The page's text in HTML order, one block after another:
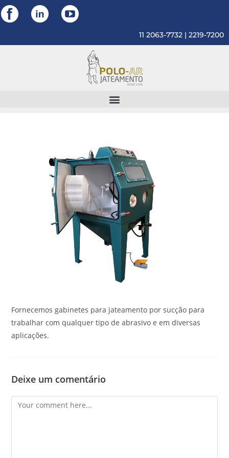
11 2063-7732 | 2219-7200
Fornecemos gabinetes para jateamento por sucção para
trabalhar com qualquer tipo de abrasivo e em diversas
aplicações.
Deixe um comentário